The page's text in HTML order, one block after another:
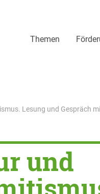
Themen
Lesung und Gespräch
und